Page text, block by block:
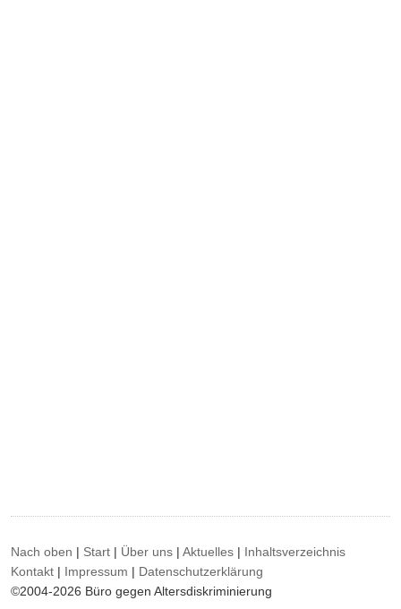
Nach oben | Start | Über uns |Aktuelles | Inhaltsverzeichnis
Kontakt | Impressum | Datenschutzerklärung
©2004-2026 Büro gegen Altersdiskriminierung